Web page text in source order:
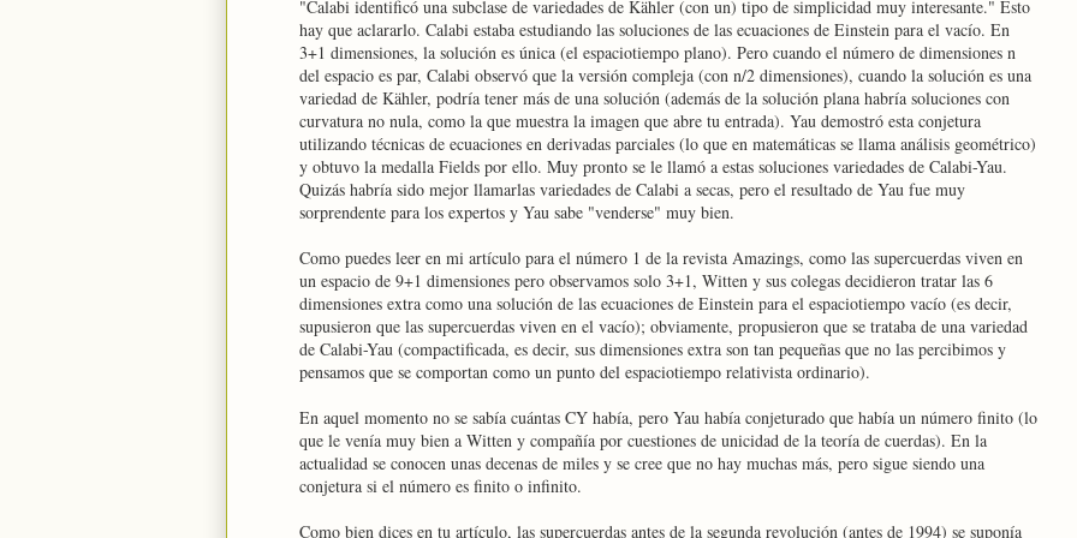
"Calabi identificó una subclase de variedades de Kähler (con un) tipo de simplicidad muy interesante." Esto
hay que aclararlo. Calabi estaba estudiando las soluciones de las ecuaciones de Einstein para el vacío. En
3+1 dimensiones, la solución es única (el espaciotiempo plano). Pero cuando el número de dimensiones n
del espacio es par, Calabi observó que la versión compleja (con n/2 dimensiones), cuando la solución es una
variedad de Kähler, podría tener más de una solución (además de la solución plana habría soluciones con
curvatura no nula, como la que muestra la imagen que abre tu entrada). Yau demostró esta conjetura
utilizando técnicas de ecuaciones en derivadas parciales (lo que en matemáticas se llama análisis geométrico)
y obtuvo la medalla Fields por ello. Muy pronto se le llamó a estas soluciones variedades de Calabi-Yau.
Quizás habría sido mejor llamarlas variedades de Calabi a secas, pero el resultado de Yau fue muy
sorprendente para los expertos y Yau sabe "venderse" muy bien.
Como puedes leer en mi artículo para el número 1 de la revista Amazings, como las supercuerdas viven en
un espacio de 9+1 dimensiones pero observamos solo 3+1, Witten y sus colegas decidieron tratar las 6
dimensiones extra como una solución de las ecuaciones de Einstein para el espaciotiempo vacío (es decir,
supusieron que las supercuerdas viven en el vacío); obviamente, propusieron que se trataba de una variedad
de Calabi-Yau (compactificada, es decir, sus dimensiones extra son tan pequeñas que no las percibimos y
pensamos que se comportan como un punto del espaciotiempo relativista ordinario).
En aquel momento no se sabía cuántas CY había, pero Yau había conjeturado que había un número finito (lo
que le venía muy bien a Witten y compañía por cuestiones de unicidad de la teoría de cuerdas). En la
actualidad se conocen unas decenas de miles y se cree que no hay muchas más, pero sigue siendo una
conjetura si el número es finito o infinito.
Como bien dices en tu artículo, las supercuerdas antes de la segunda revolución (antes de 1994) se suponía